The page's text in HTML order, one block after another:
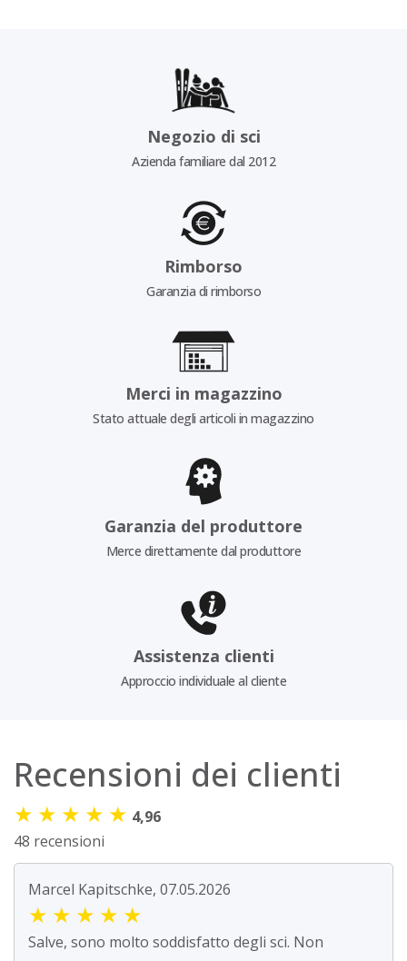
Negozio di sci
Azienda familiare dal 2012
Rimborso
Garanzia di rimborso
Merci in magazzino
Stato attuale degli articoli in magazzino
Garanzia del produttore
Merce direttamente dal produttore
Assistenza clienti
Approccio individuale al cliente
Recensioni dei clienti
★ ★ ★ ★ ★ 4,96
48 recensioni
Marcel Kapitschke, 07.05.2026
★ ★ ★ ★ ★
Salve, sono molto soddisfatto degli sci. Non